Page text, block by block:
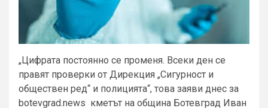
„Цифрата постоянно се променя. Всеки ден се
правят проверки от Дирекция „Сигурност и
обществен ред“ и полицията“, това заяви днес за
botevgrad.news кметът на община Ботевград Иван